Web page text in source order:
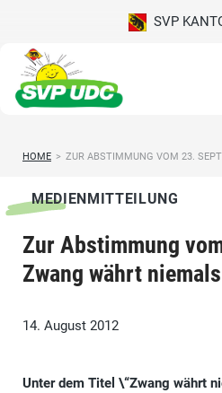
SVP
HOME > ZUR ABSTIMMUNG VOM 23.
MEDIENMITTEILUNG
Zur Abstimmung
Zwang währt
14. August 2012
Unter dem Titel \“Zwang währt